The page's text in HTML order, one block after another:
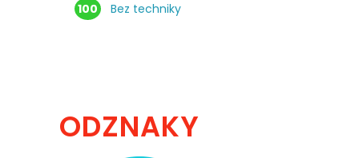
100
Bez techniky
ODZNAKY